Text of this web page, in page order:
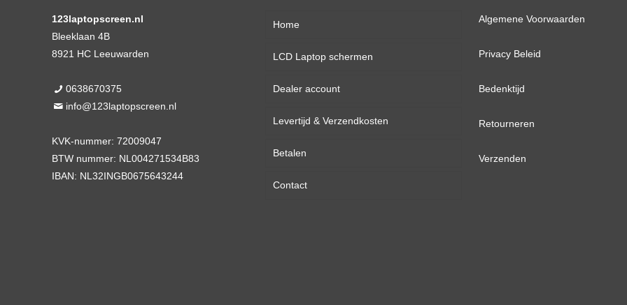
123laptopscreen.nl
Bleeklaan 4B
8921 HC Leeuwarden
0638670375
info@123laptopscreen.nl
KVK-nummer: 72009047
BTW nummer: NL004271534B83
IBAN: NL32INGB0675643244
Home
LCD Laptop schermen
13,3 inch
14,0 inch
15,6 inch
17,3 inch
Dealer account
Levertijd & Verzendkosten
Betalen
Contact
Algemene Voorwaarden
Privacy Beleid
Bedenktijd
Retourneren
Verzenden